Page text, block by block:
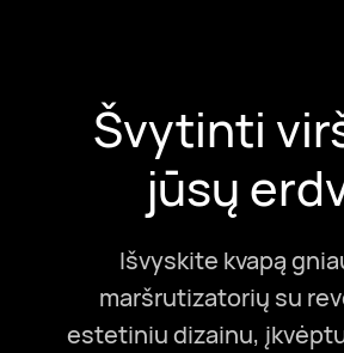
Švytinti
jūsų
Išvyskite kvapą
maršrutizatorių su
estetiniu dizainu,